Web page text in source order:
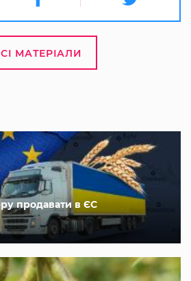
МАТЕРІАЛИ
продавати в ЄС